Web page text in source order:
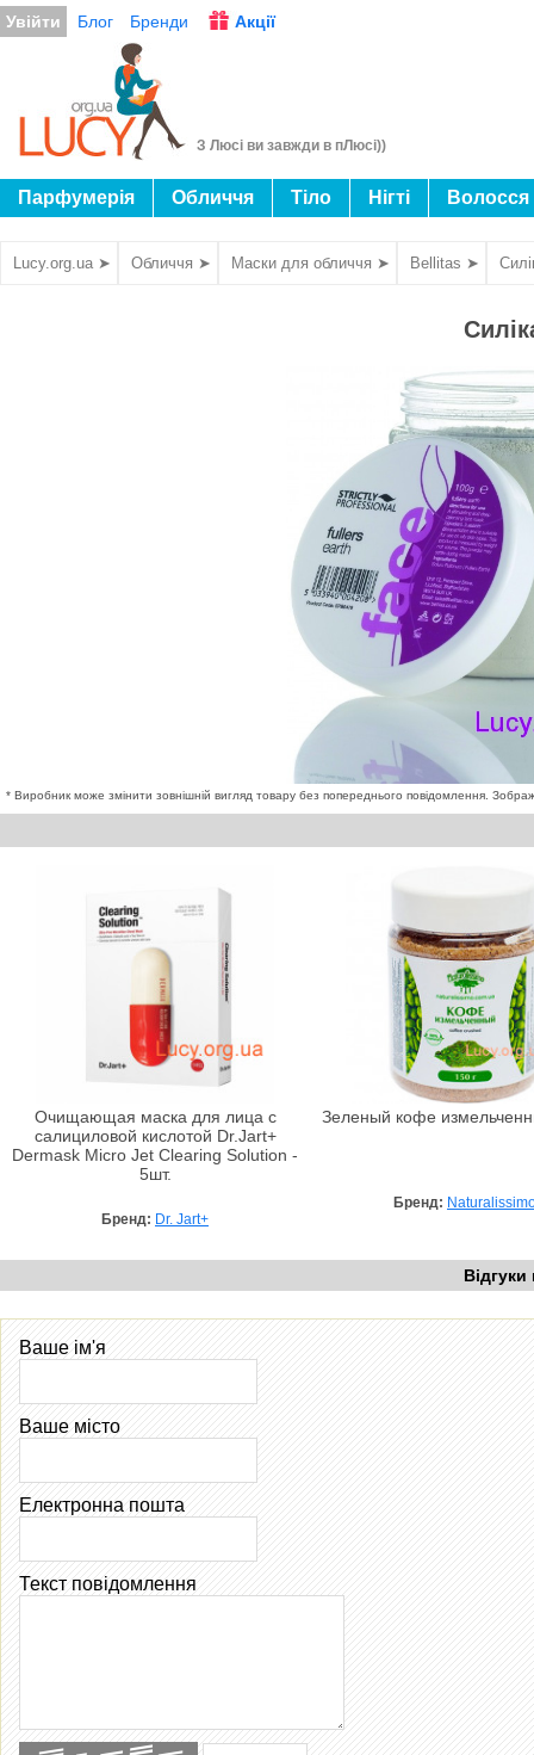
Увійти Блог Бренди Акції
З Люсі ви завжди в пЛюсі))
Парфумерія Обличчя Тіло Нігті Волосся
Lucy.org.ua ➤ Обличчя ➤ Маски для обличчя ➤ Bellitas ➤
* Виробник може змінити зовнішній вигляд товару без попереднього повідомлення.
Очищающая маска для лица с
салициловой кислотой Dr.Jart+
Dermask Micro Jet Clearing Solution -
5шт.
Бренд: Dr. Jart+
Зеленый кофе
Бренд:
Відгуки
Ваше ім'я
Ваше місто
Електронна пошта
Текст повідомлення